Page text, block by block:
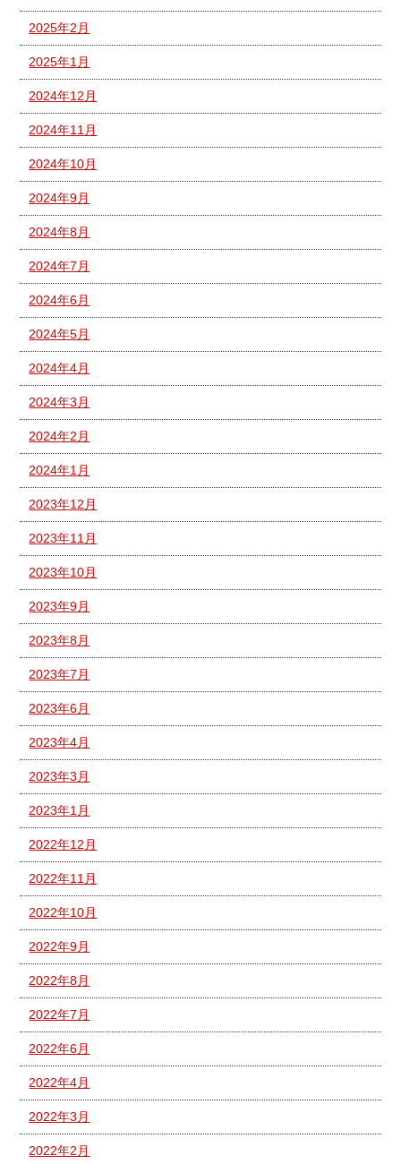
2025年2月
2025年1月
2024年12月
2024年11月
2024年10月
2024年9月
2024年8月
2024年7月
2024年6月
2024年5月
2024年4月
2024年3月
2024年2月
2024年1月
2023年12月
2023年11月
2023年10月
2023年9月
2023年8月
2023年7月
2023年6月
2023年4月
2023年3月
2023年1月
2022年12月
2022年11月
2022年10月
2022年9月
2022年8月
2022年7月
2022年6月
2022年4月
2022年3月
2022年2月